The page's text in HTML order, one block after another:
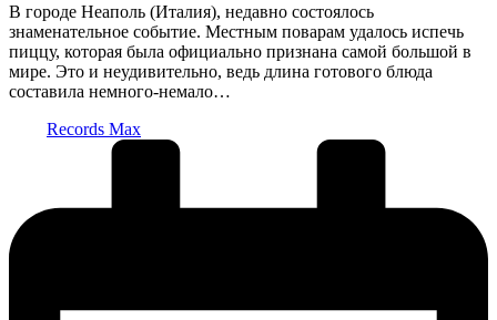
В городе Неаполь (Италия), недавно состоялось
знаменательное событие. Местным поварам удалось испечь
пиццу, которая была официально признана самой большой в
мире. Это и неудивительно, ведь длина готового блюда
составила немного-немало…
Records Max